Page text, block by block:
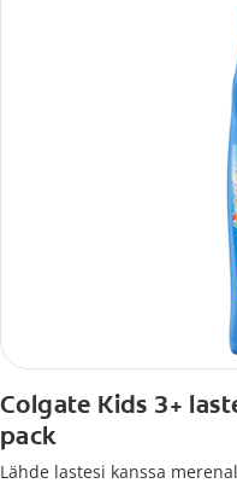
Colgate Kids 3+
pack
Lähde lastesi kanssa